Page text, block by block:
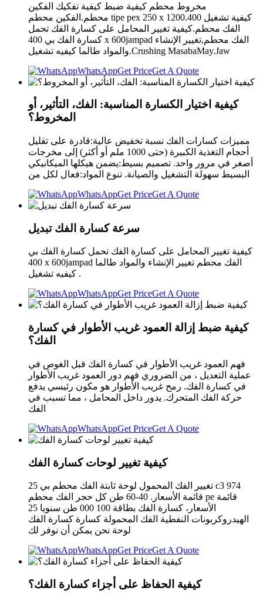
مخروط محطم كيفية ضبط كيفية تفكيك الفكين
محطم.الفكين محطم tipe pex 250 x 1200.كيفية تشغيل 400
الفك محطم.كيفية تغيير المحامل على كسارة الفك تحمل
كسارة الفك بي 400 x 600jampad الفك محطم,تغيير الإنشاء
والمواد طالما كيفيه تشغيل.Crushing MasabaMay.Jaw
WhatsAppGet PriceGet A Quote
كيفية اختيار الكسارة المناسبة: الفك، التأثير، أو
المخروط؟
مميزات كسارات الفك نسبة تخفيض عالية:قادرة على تقليل
أحجام التغذية الكبيرة (حتى 1000 ملم أو أكثر) إلى مخرجات
أصغر في مرور واحد. تصميم بسيط:يضمن هيكلها الميكانيكي
البسيط سهولة التشغيل والصيانة. تنوع المواد:فعال لكل من
WhatsAppGet PriceGet A Quote
سرعة كسارة الفك تبديل
كيفية تغيير المحامل على كسارة الفك تحمل كسارة الفك بي
400 x 600jampad الفك محطم تغيير الإنشاء والمواد طالما
كيفيه تشغيل .
WhatsAppGet PriceGet A Quote
كيفية ضبط إزالة العمود غريب الأطوار في كسارة
الفك؟
فهم العمود غريب الأطوار في كسارة الفك قبل الغوص في
عملية التعديل ، من الضروري فهم دور العمود غريب الأطوار
في كسارة الفك. رمح غريب الأطوار هو مكون رئيسي يدفع
حركة الفك المتحرك. يدور داخل المحامل ، مما تسبب في
الفك
WhatsAppGet PriceGet A Quote
كيفية تغيير لوحات كسارة الفك
تغيير الفك المحمول لوحة ثابتة الفك محطم بي 25 c3 974
قائمة الأسعار. 40-60 طن كل حجر الفك محطم pe قائمة
الأسعار، كسارة الفك بطاقة 100 000 طن سنويا 25
الهيدروكربونات النفطية الفك المحمولة كسارة كسارة الفك
لوحة نحن يمكن أن نوفر لك
WhatsAppGet PriceGet A Quote
كيفية الحفاظ على أجزاء كسارة الفك؟